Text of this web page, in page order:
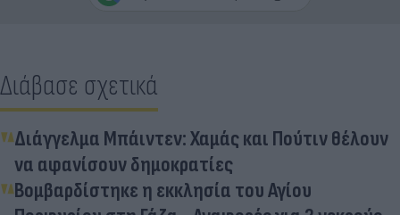
Διάβασε σχετικά
Διάγγελμα Μπάιντεν: Χαμάς και Πούτιν θέλουν
να αφανίσουν δημοκρατίες
Βομβαρδίστηκε η εκκλησία του Αγίου